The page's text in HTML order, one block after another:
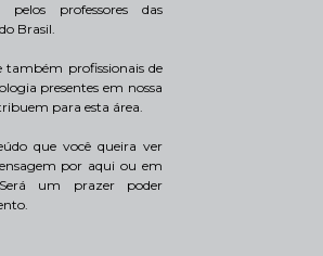
pelos professores das
Brasil.
também profissionais de
presentes em nossa
para esta área.
que você queira ver
por aqui ou em
Será um prazer poder